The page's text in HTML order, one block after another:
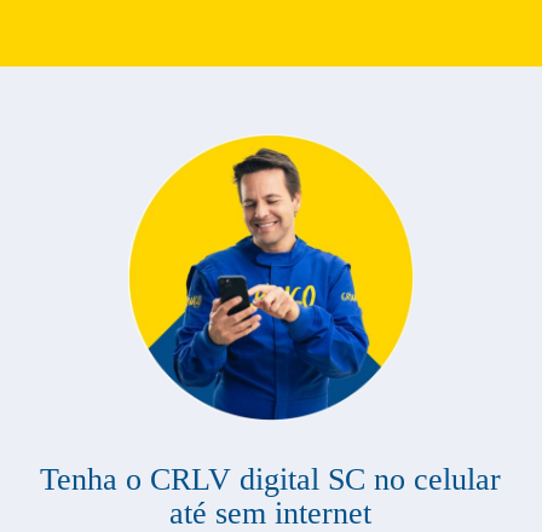
Tenha o CRLV digital SC no celular
até sem internet